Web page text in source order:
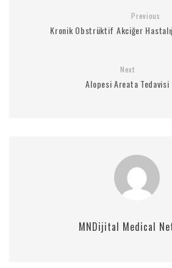
Previous
Kronik Obstrüktif Akciğer
Next
Alopesi Areata Tedavisi
MNDijital Medical